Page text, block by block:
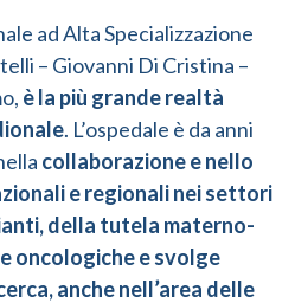
ad Alta Specializzazione
– Giovanni Di Cristina –
è la più grande realtà
. L’ospedale è da anni
collaborazione e nello
e regionali nei settori
della tutela materno-
oncologiche e svolge
anche nell’area delle